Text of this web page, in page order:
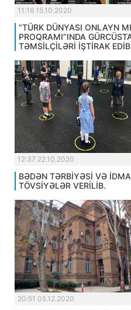
11:16 15.10.2020
“TÜRK DÜNYASI ONLAYN
PROQRAMI”INDA
TƏMSİLÇİLƏRİ İŞTİRAK
12:37 22.10.2020
BƏDƏN TƏRBİYƏSİ VƏ
TÖVSİYƏLƏR VERİLİB.
20:51 05.12.2020